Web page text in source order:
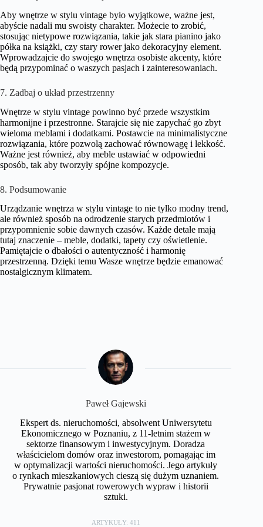
Aby wnętrze w stylu vintage było wyjątkowe, ważne jest,
abyście nadali mu swoisty charakter. Możecie to zrobić,
stosując nietypowe rozwiązania, takie jak stara pianino jako
półka na książki, czy stary rower jako dekoracyjny element.
Wprowadzajcie do swojego wnętrza osobiste akcenty, które
będą przypominać o waszych pasjach i zainteresowaniach.
7. Zadbaj o układ przestrzenny
Wnętrze w stylu vintage powinno być przede wszystkim
harmonijne i przestronne. Starajcie się nie zapychać go zbyt
wieloma meblami i dodatkami. Postawcie na minimalistyczne
rozwiązania, które pozwolą zachować równowagę i lekkość.
Ważne jest również, aby meble ustawiać w odpowiedni
sposób, tak aby tworzyły spójne kompozycje.
8. Podsumowanie
Urządzanie wnętrza w stylu vintage to nie tylko modny trend,
ale również sposób na odrodzenie starych przedmiotów i
przypomnienie sobie dawnych czasów. Każde detale mają
tutaj znaczenie – meble, dodatki, tapety czy oświetlenie.
Pamiętajcie o dbałości o autentyczność i harmonię
przestrzenną. Dzięki temu Wasze wnętrze będzie emanować
nostalgicznym klimatem.
Paweł Gajewski
Ekspert ds. nieruchomości, absolwent Uniwersytetu
Ekonomicznego w Poznaniu, z 11-letnim stażem w
sektorze finansowym i inwestycyjnym. Doradza
właścicielom domów oraz inwestorom, pomagając im
w optymalizacji wartości nieruchomości. Jego artykuły
o rynkach mieszkaniowych cieszą się dużym uznaniem.
Prywatnie pasjonat rowerowych wypraw i historii
sztuki.
ARTYKUŁY: 411